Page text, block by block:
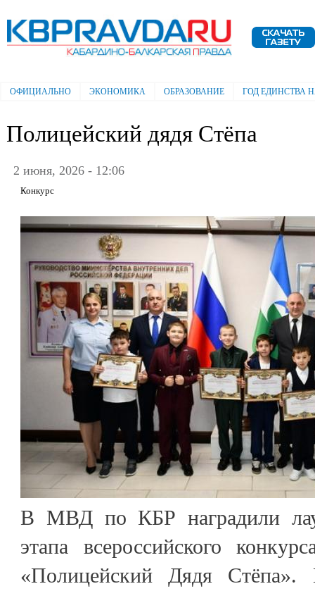
Электронная газета "Кабардино-
Балкарская правда"
Главное меню
ОФИЦИАЛЬНО ЭКОНОМИКА ОБРАЗОВАНИЕ ГОД ЕДИНСТВА
Полицейский дядя Стёпа
2 июня, 2026 - 12:06
Конкурс
В МВД по КБР наградили
этапа всероссийского
«Полицейский Дядя Стёпа».